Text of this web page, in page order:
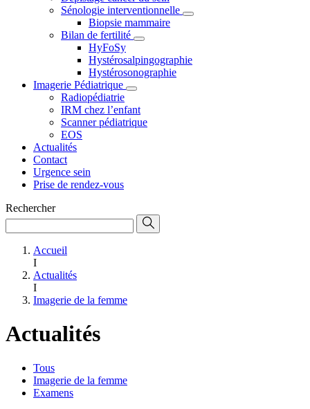
Sénologie interventionnelle
Biopsie mammaire
Bilan de fertilité
HyFoSy
Hystérosalpingographie
Hystérosonographie
Imagerie Pédiatrique
Radiopédiatrie
IRM chez l’enfant
Scanner pédiatrique
EOS
Actualités
Contact
Urgence sein
Prise de rendez-vous
Rechercher
Accueil
I
Actualités
I
Imagerie de la femme
Actualités
Tous
Imagerie de la femme
Examens